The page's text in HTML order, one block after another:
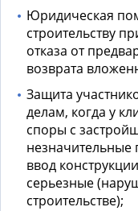
Юридическая
строительству
отказа от
возврата
Защита
делам, когда у
споры с
ввод
серьезные
строительстве);